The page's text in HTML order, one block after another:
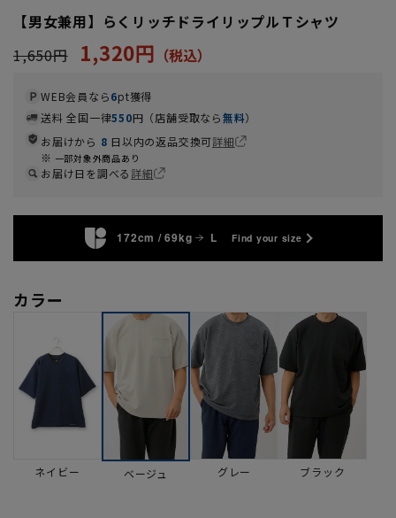
【男女兼用】らくリッチドライリップルＴシャツ
1,650円
1,320円
WEB会員なら6pt獲得
送料 全国一律550円（店舗受取なら無料）
お届けから 8 日以内の返品交換可詳細
一部対象外商品あり
お届け日を調べる詳細
172cm / 69kg L Find your size
カラー
ネイビー ベージュ グレー ブラック